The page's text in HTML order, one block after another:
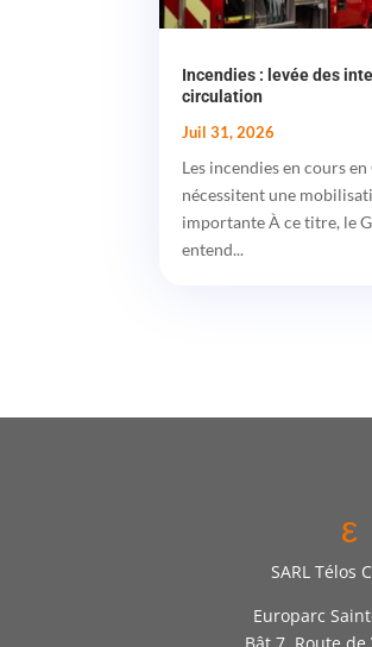
Incendies : levée des
circulation
Juil 31, 2026
Les incendies en cours
nécessitent une
importante À ce titre, le
entend...
ε
SARL Télos
Europarc